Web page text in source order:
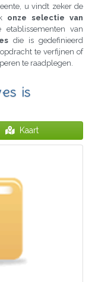
u vindt zeker de
onze selectie van
van
die is gedefinieerd
te verfijnen of
te raadplegen.
is
Kaart